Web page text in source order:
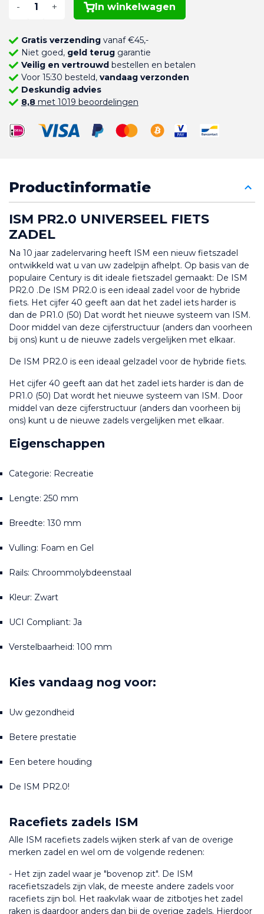
- + In winkelwagen
Gratis verzendingvanaf €45,-
Niet goed, geld teruggarantie
Veilig en vertrouwdbestellen en betalen
Voor 15:30 besteld, vandaag verzonden
Deskundig advies
8,8met 1019 beoordelingen
Productinformatie
ISM PR2.0 UNIVERSEEL FIETS
ZADEL
Na 10 jaar zadelervaring heeft ISM een nieuw fietszadel
ontwikkeld wat u van uw zadelpijn afhelpt. Op basis van de
populaire Century is dit ideale fietszadel gemaakt: De ISM
PR2.0 .De ISM PR2.0 is een ideaal zadel voor de hybride
fiets. Het cijfer 40 geeft aan dat het zadel iets harder is
dan de PR1.0 (50) Dat wordt het nieuwe systeem van ISM.
Door middel van deze cijferstructuur (anders dan voorheen
bij ons) kunt u de nieuwe zadels vergelijken met elkaar.
De ISM PR2.0 is een ideaal gelzadel voor de hybride fiets.
Het cijfer 40 geeft aan dat het zadel iets harder is dan de
PR1.0 (50) Dat wordt het nieuwe systeem van ISM. Door
middel van deze cijferstructuur (anders dan voorheen bij
ons) kunt u de nieuwe zadels vergelijken met elkaar.
Eigenschappen
Categorie: Recreatie
Lengte: 250 mm
Breedte: 130 mm
Vulling: Foam en Gel
Rails: Chroommolybdeenstaal
Kleur: Zwart
UCI Compliant: Ja
Verstelbaarheid: 100 mm
Kies vandaag nog voor:
Uw gezondheid
Betere prestatie
Een betere houding
De ISM PR2.0!
Racefiets zadels ISM
Alle ISM racefiets zadels wijken sterk af van de overige
merken zadel en wel om de volgende redenen:
- Het zijn zadel waar je "bovenop zit". De ISM
racefietszadels zijn vlak, de meeste andere zadels voor
racefiets zijn bol. Het raakvlak waar de zitbotjes het zadel
raken is daardoor anders dan bij de overige zadels. Hierdoor